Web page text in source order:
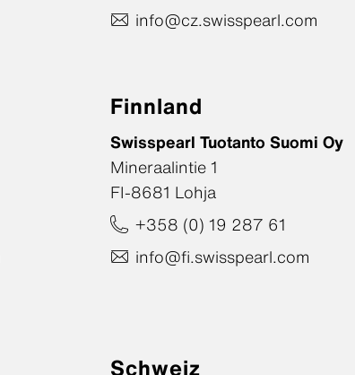
info@cz.swisspearl.com
Finnland
Swisspearl Tuotanto Suomi Oy
Mineraalintie 1
FI-8681 Lohja
+358 (0) 19 287 61
info@fi.swisspearl.com
Schweiz